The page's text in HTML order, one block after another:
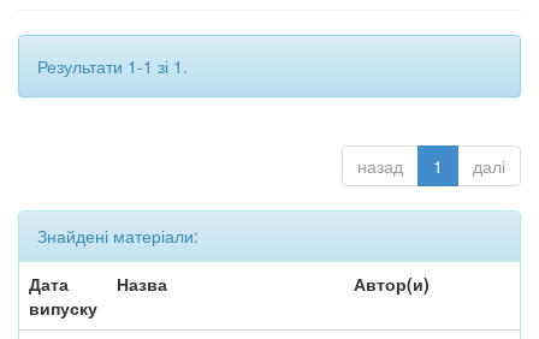
Результати 1-1 зі 1.
назад 1 далі
Знайдені матеріали:
Дата
випуску
Назва Автор(и)